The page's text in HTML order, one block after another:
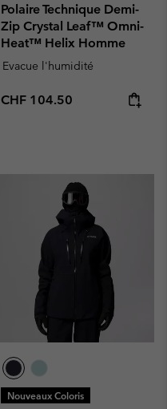
Polaire Technique Demi-
Zip Crystal Leaf™ Omni-
Heat™ Helix Homme
Evacue l'humidité
Regular price:
CHF 104.50
Nouveaux Coloris